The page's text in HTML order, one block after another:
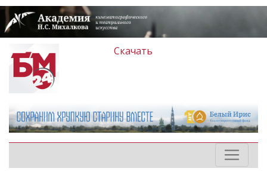
Скачать